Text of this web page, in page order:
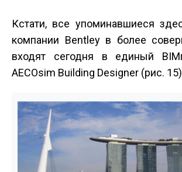
Кстати, все упоминавшиеся
компании Bentley в более
входят сегодня в единый
AECOsim Building Designer (рис.